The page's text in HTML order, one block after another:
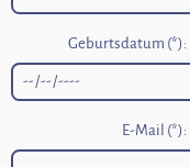
Geburtsdatum (*):
E-Mail (*):